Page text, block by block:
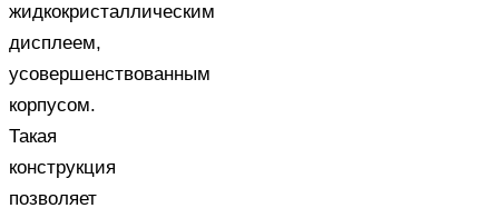
жидкокристаллическим
дисплеем,
усовершенствованным
корпусом.
Такая
конструкция
позволяет